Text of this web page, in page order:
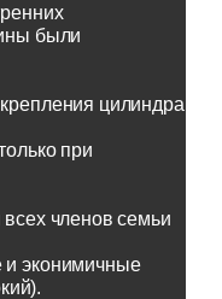
были
цилиндра
при
членов семьи
эконимичные